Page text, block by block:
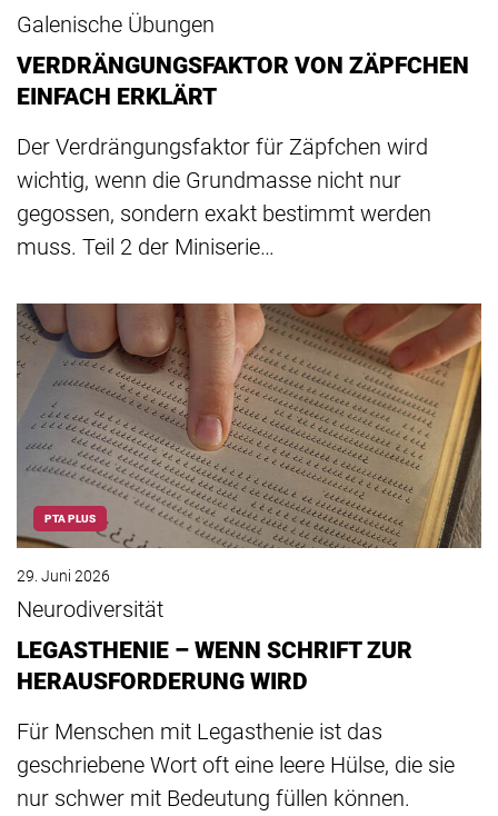
Galenische Übungen
VERDRÄNGUNGSFAKTOR VON ZÄPFCHEN
EINFACH ERKLÄRT
Der Verdrängungsfaktor für Zäpfchen wird
wichtig, wenn die Grundmasse nicht nur
gegossen, sondern exakt bestimmt werden
muss. Teil 2 der Miniserie…
PTA PLUS
29. Juni 2026
Neurodiversität
LEGASTHENIE – WENN SCHRIFT ZUR
HERAUSFORDERUNG WIRD
Für Menschen mit Legasthenie ist das
geschriebene Wort oft eine leere Hülse, die sie
nur schwer mit Bedeutung füllen können.